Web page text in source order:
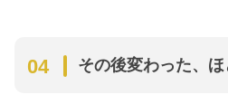
その後変わった、